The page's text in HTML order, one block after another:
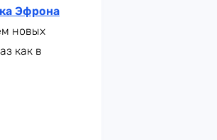
Эфрона
новых
как в